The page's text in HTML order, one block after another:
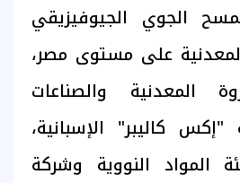
الجوي الجيوفيزيقي
على مستوى مصر،
المعدنية والصناعات
"إكس كاليبر" الإسبانية،
المواد النووية وشركة